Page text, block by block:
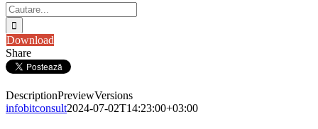
Cautare...
Download
Share
DescriptionPreviewVersions
infobitconsult2024-07-02T14:23:00+03:00